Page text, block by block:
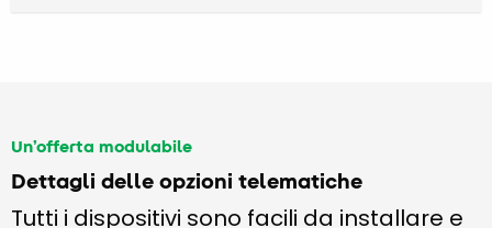
Un’offerta modulabile
Dettagli delle opzioni telematiche
Tutti i dispositivi sono facili da installare e